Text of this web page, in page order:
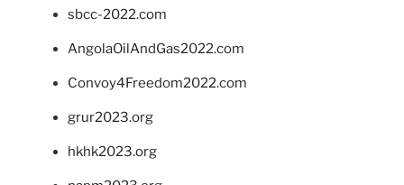
sbcc-2022.com
AngolaOilAndGas2022.com
Convoy4Freedom2022.com
grur2023.org
hkhk2023.org